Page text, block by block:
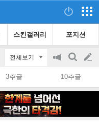
스킨갤러리 포지션
전체보기
공
지
on/off
검
색
글
쓰
3추글 10추글